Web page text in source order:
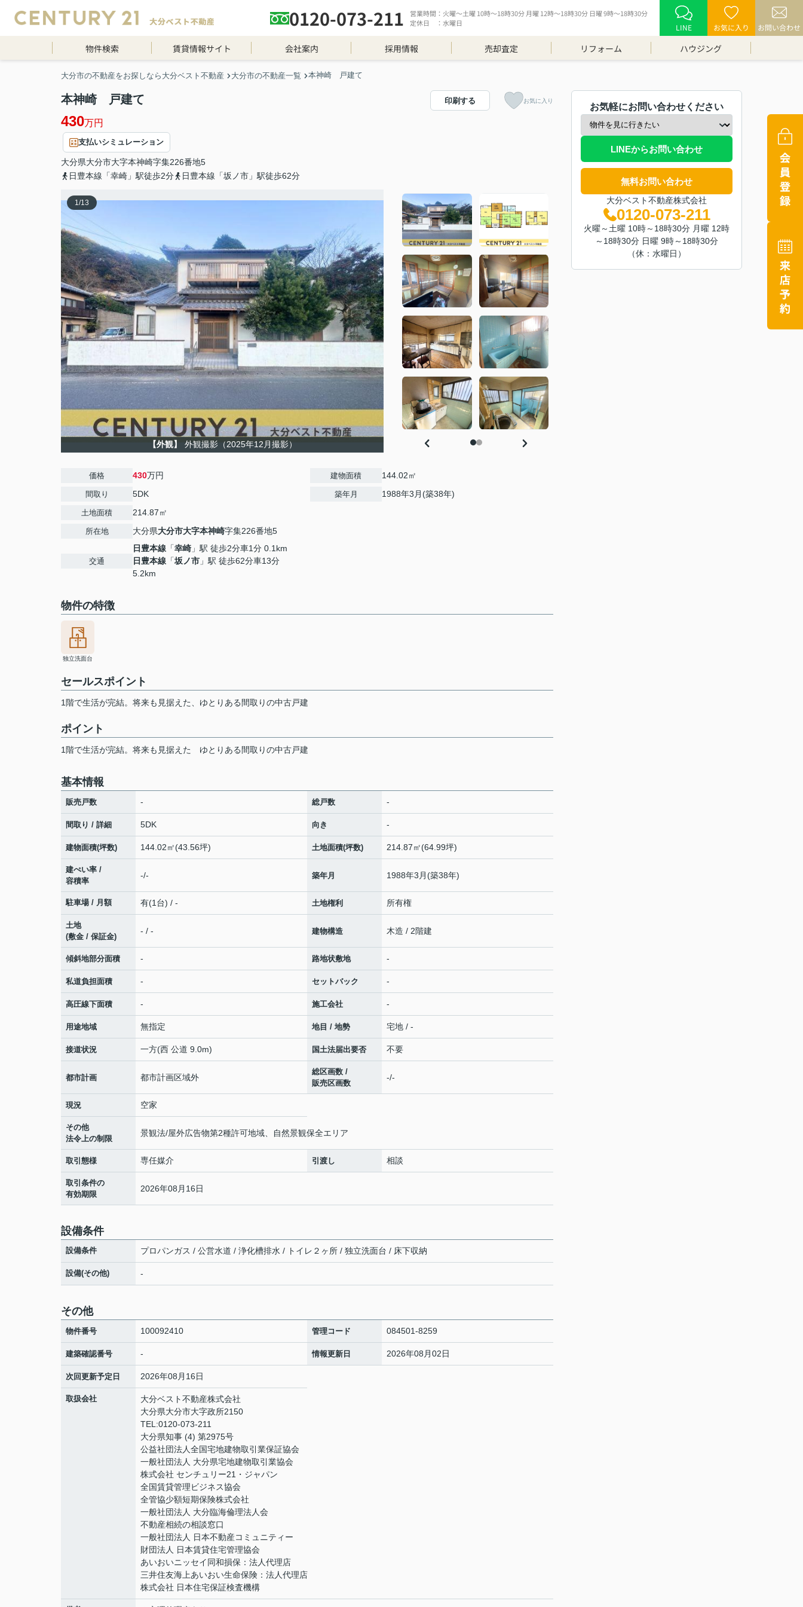
0120-073-211
営業時間：火曜～土曜 10時～18時30分 月曜 12時～18時30分 日曜 9時～18時30分
定休日 ：水曜日
LINE お気に入り お問い合わせ
物件検索 賃貸情報サイト 会社案内 採用情報 売却査定 リフォーム ハウジング
大分市の不動産をお探しなら大分ベスト不動産 大分市の不動産一覧 本神崎 戸建て
本神崎 戸建て
430万円
支払いシミュレーション
大分県大分市大字本神崎字集226番地5
日豊本線「幸崎」駅徒歩2分
日豊本線「坂ノ市」駅徒歩62分
印刷する お気に入り
1/13
【外観】 外観撮影（2025年12月撮影）
価格 430万円
間取り 5DK
土地面積 214.87㎡
所在地 大分県大分市大字本神崎字集226番地5
交通
日豊本線 「幸崎 」駅 徒歩2分車1分 0.1km
日豊本線 「坂ノ市 」駅 徒歩62分車13分
5.2km
建物面積 144.02㎡
築年月 1988年3月(築38年)
物件の特徴
独立洗面台
セールスポイント
1階で生活が完結。将来も見据えた、ゆとりある間取りの中古戸建
ポイント
1階で生活が完結。将来も見据えた ゆとりある間取りの中古戸建
基本情報
販売戸数 - 総戸数 -
間取り / 詳細 5DK 向き -
建物面積(坪数) 144.02㎡(43.56坪) 土地面積(坪数) 214.87㎡(64.99坪)
建ぺい率 /
容積率
-/- 築年月 1988年3月(築38年)
駐車場 / 月額 有(1台) / - 土地権利 所有権
土地
(敷金 / 保証金)
- / - 建物構造 木造 / 2階建
傾斜地部分面積 - 路地状敷地 -
私道負担面積 - セットバック -
高圧線下面積 - 施工会社 -
用途地域 無指定 地目 / 地勢 宅地 / -
接道状況 一方(西 公道 9.0m) 国土法届出要否 不要
都市計画 都市計画区域外
総区画数 /
販売区画数
-/-
現況 空家
その他
法令上の制限
景観法/屋外広告物第2種許可地域、自然景観保全エリア
取引態様 専任媒介 引渡し 相談
取引条件の
有効期限
2026年08月16日
設備条件
設備条件 プロパンガス / 公営水道 / 浄化槽排水 / トイレ２ヶ所 / 独立洗面台 / 床下収納
設備(その他) -
その他
物件番号 100092410 管理コード 084501-8259
建築確認番号 - 情報更新日 2026年08月02日
次回更新予定日 2026年08月16日
取扱会社
大分ベスト不動産株式会社
大分県大分市大字政所2150
TEL:0120-073-211
大分県知事 (4) 第2975号
公益社団法人全国宅地建物取引業保証協会
一般社団法人 大分県宅地建物取引業協会
株式会社 センチュリー21・ジャパン
全国賃貸管理ビジネス協会
全管協少額短期保険株式会社
一般社団法人 大分臨海倫理法人会
不動産相続の相談窓口
一般社団法人 日本不動産コミュニティー
財団法人 日本賃貸住宅管理協会
あいおいニッセイ同和損保：法人代理店
三井住友海上あいおい生命保険：法人代理店
株式会社 日本住宅保証検査機構
お気軽にお問い合わせください
LINEからお問い合わせ
無料お問い合わせ
大分ベスト不動産株式会社
0120-073-211
火曜～土曜 10時～18時30分 月曜 12時
～18時30分 日曜 9時～18時30分
（休：水曜日）